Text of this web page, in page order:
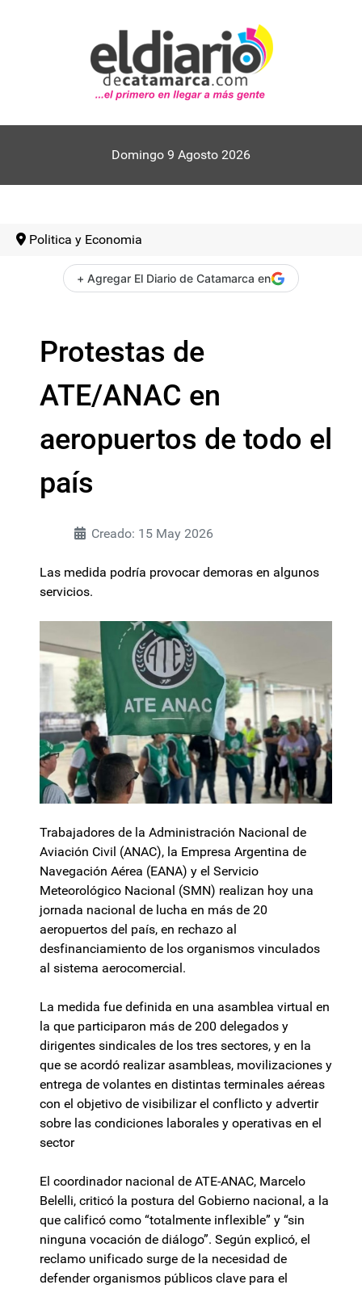
Domingo 9 Agosto 2026
Politica y Economia
+ Agregar El Diario de Catamarca en
Protestas de
ATE/ANAC en
aeropuertos de todo el
país
Creado: 15 May 2026
Las medida podría provocar demoras en algunos
servicios.
Trabajadores de la Administración Nacional de
Aviación Civil (ANAC), la Empresa Argentina de
Navegación Aérea (EANA) y el Servicio
Meteorológico Nacional (SMN) realizan hoy una
jornada nacional de lucha en más de 20
aeropuertos del país, en rechazo al
desfinanciamiento de los organismos vinculados
al sistema aerocomercial.
La medida fue definida en una asamblea virtual en
la que participaron más de 200 delegados y
dirigentes sindicales de los tres sectores, y en la
que se acordó realizar asambleas, movilizaciones y
entrega de volantes en distintas terminales aéreas
con el objetivo de visibilizar el conflicto y advertir
sobre las condiciones laborales y operativas en el
sector
El coordinador nacional de ATE-ANAC, Marcelo
Belelli, criticó la postura del Gobierno nacional, a la
que calificó como “totalmente inflexible” y “sin
ninguna vocación de diálogo”. Según explicó, el
reclamo unificado surge de la necesidad de
defender organismos públicos clave para el